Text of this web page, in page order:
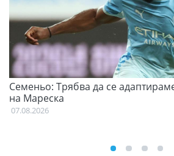
Семеньо: Трябва да се
на Мареска
07.08.2026